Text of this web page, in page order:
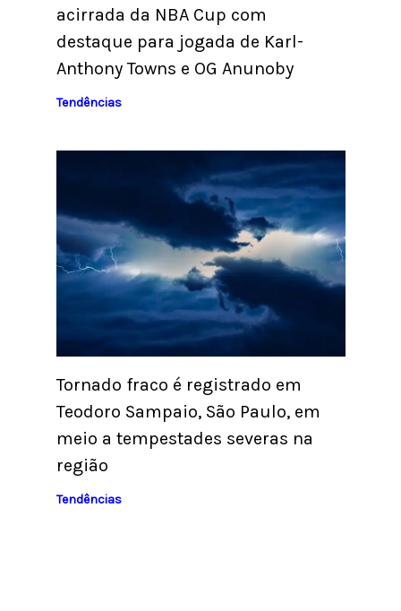
acirrada da NBA Cup com
destaque para jogada de Karl-
Anthony Towns e OG Anunoby
Tendências
Tornado fraco é registrado em
Teodoro Sampaio, São Paulo, em
meio a tempestades severas na
região
Tendências